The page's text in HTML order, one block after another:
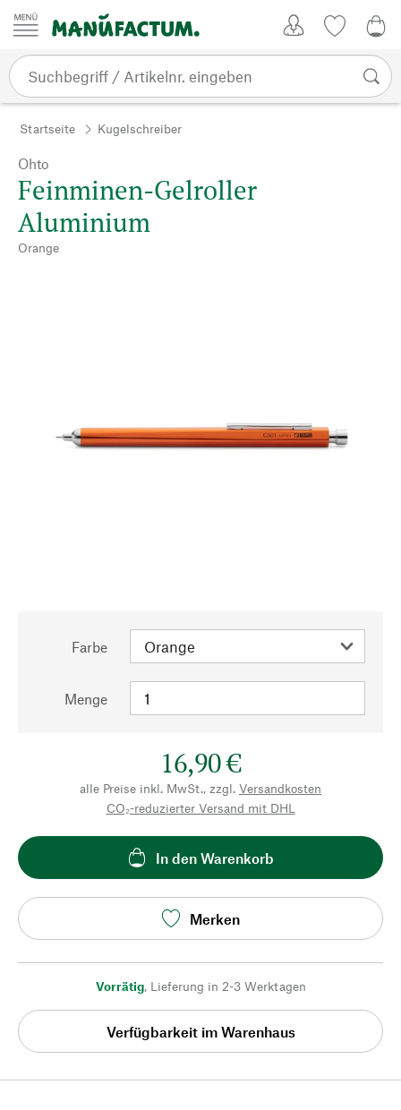
Zum Inhalt springen
Startseite Kugelschreiber
Ohto
Feinminen-Gelroller
Aluminium
Orange
Farbe
Menge
16,90 €
alle Preise inkl. MwSt., zzgl. Versandkosten
CO₂-reduzierter Versand mit DHL
In den Warenkorb
Merken
Vorrätig, Lieferung in 2-3 Werktagen
Verfügbarkeit im Warenhaus